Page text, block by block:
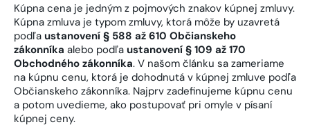
Kúpna cena je jedným z pojmových znakov kúpnej zmluvy.
Kúpna zmluva je typom zmluvy, ktorá môže by uzavretá
podľa ustanovení § 588 až 610 Občianskeho
zákonníka alebo podľa ustanovení § 109 až 170
Obchodného zákonníka. V našom článku sa zameriame
na kúpnu cenu, ktorá je dohodnutá v kúpnej zmluve podľa
Občianskeho zákonníka. Najprv zadefinujeme kúpnu cenu
a potom uvedieme, ako postupovať pri omyle v písaní
kúpnej ceny.